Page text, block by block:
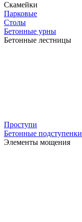
Скамейки
Парковые
Столы
Бетонные урны
Бетонные лестницы
Проступи
Бетонные подступенки
Элементы мощения